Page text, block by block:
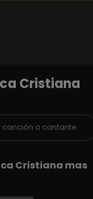
Cristiana
canción o cantante
Cristiana mas